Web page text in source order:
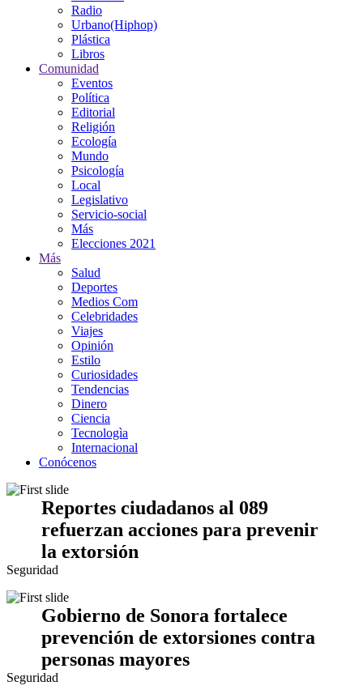
Radio
Urbano(Hiphop)
Plástica
Libros
Comunidad
Eventos
Política
Editorial
Religión
Ecología
Mundo
Psicología
Local
Legislativo
Servicio-social
Más
Elecciones 2021
Más
Salud
Deportes
Medios Com
Celebridades
Viajes
Opinión
Estilo
Curiosidades
Tendencias
Dinero
Ciencia
Tecnologìa
Internacional
Conócenos
Reportes ciudadanos al 089
refuerzan acciones para prevenir
la extorsión
Seguridad
Gobierno de Sonora fortalece
prevención de extorsiones contra
personas mayores
Seguridad